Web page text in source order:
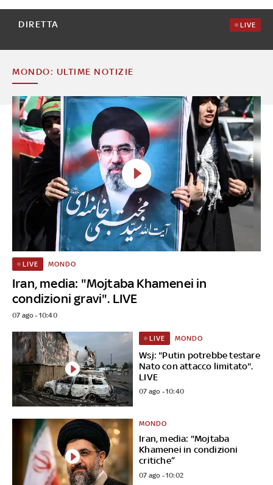
DIRETTA LIVE
MONDO: ULTIME NOTIZIE
Iran, media: "Mojtaba Khamenei in
condizioni gravi". LIVE
LIVE MONDO
07 ago - 10:40
Wsj: "Putin potrebbe testare
Nato con attacco limitato".
LIVE
LIVE MONDO
07 ago - 10:40
Iran, media: "Mojtaba
Khamenei in condizioni
critiche”
MONDO
07 ago - 10:02